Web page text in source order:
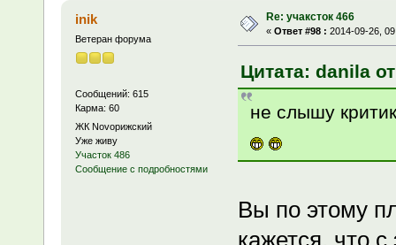
inik
Ветеран форума
Сообщений: 615
Карма: 60
ЖК Novoрижский
Уже живу
Участок 486
Сообщение с подробностями
Re: учаксток 466
« Ответ #98 : 2014-09-26,
Цитата: danila
не слышу
Вы по этому